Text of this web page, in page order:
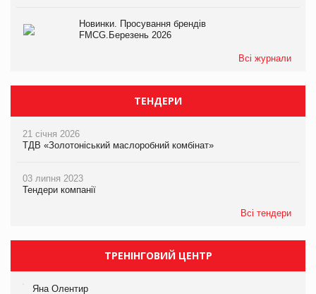
Новинки. Просування брендів
FMCG.Березень 2026
Всі журнали
ТЕНДЕРИ
21 січня 2026
ТДВ «Золотоніський маслоробний комбінат»
03 липня 2023
Тендери компанії
Всі тендери
ТРЕНІНГОВИЙ ЦЕНТР
Яна Олентир